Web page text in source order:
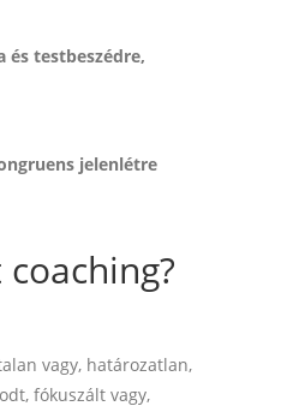
és testbeszédre,
jelenlétre
vagy, határozatlan,
fókuszált vagy,